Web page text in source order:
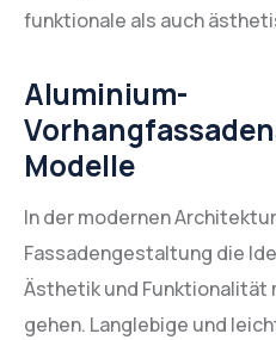
funktionale als auch
Aluminium-
Modelle
In der modernen
Fassadengestaltung die
Ästhetik und Funktionalität
gehen. Langlebige und